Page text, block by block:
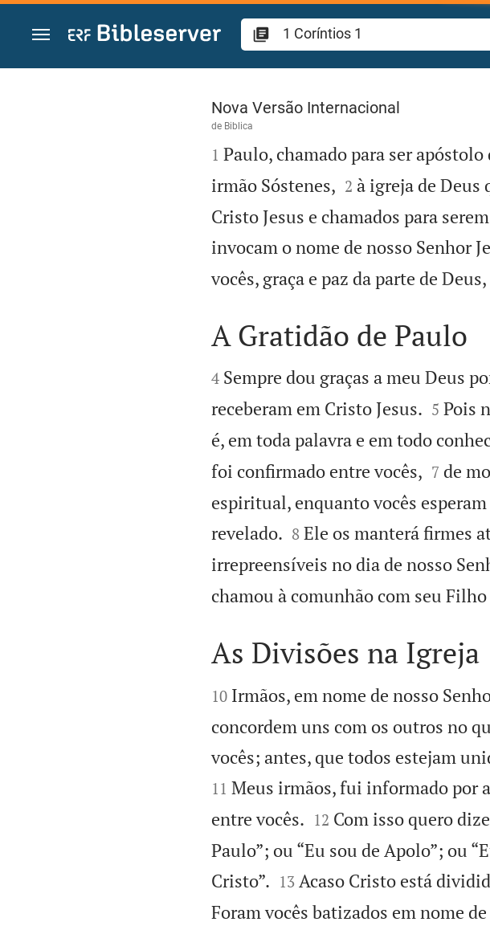
Ir para o conteúdo
1 Coríntios 1
Nova Versão Internacional
de Biblica

1 Paulo, chamado para ser
irmão Sóstenes,
2 à igreja de Deus
Cristo Jesus e chamados para
invocam o nome de nosso Senhor
vocês, graça e paz da parte de

A Gratidão de Paulo

4 Sempre dou graças a meu Deus
receberam em Cristo Jesus.
5 Pois
é, em toda palavra e em todo
foi confirmado entre vocês,
7 de
espiritual, enquanto vocês
revelado.
8 Ele os manterá firmes
irrepreensíveis no dia de nosso
chamou à comunhão com seu

As Divisões na Igreja

10 Irmãos, em nome de nosso
concordem uns com os outros no
vocês; antes, que todos estejam
11 Meus irmãos, fui informado por
entre vocês.
12 Com isso quero
Paulo”; ou “Eu sou de Apolo”; ou
Cristo”.
13 Acaso Cristo está
Foram vocês batizados em nome